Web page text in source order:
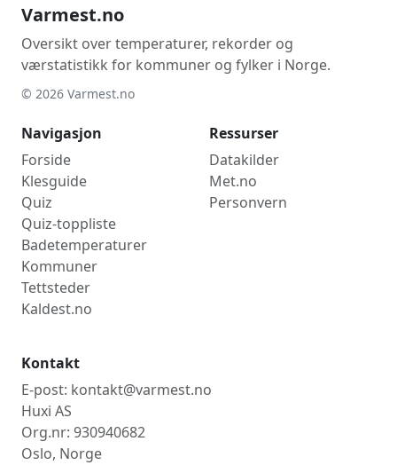
Varmest.no
Oversikt over temperaturer, rekorder og
værstatistikk for kommuner og fylker i Norge.
© 2026 Varmest.no
Navigasjon
Forside
Klesguide
Quiz
Quiz-toppliste
Badetemperaturer
Kommuner
Tettsteder
Kaldest.no
Ressurser
Datakilder
Met.no
Personvern
Kontakt
E-post: kontakt@varmest.no
Huxi AS
Org.nr: 930940682
Oslo, Norge